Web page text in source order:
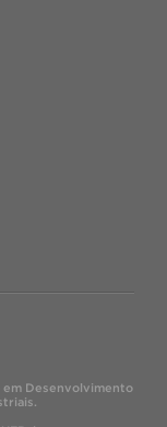
em Desenvolvimento